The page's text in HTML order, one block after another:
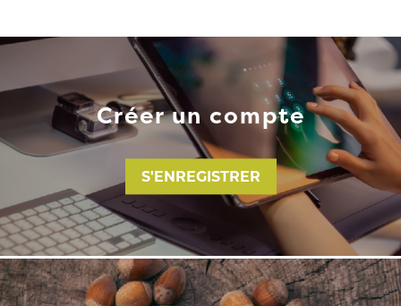
Créer un compte
S'ENREGISTRER